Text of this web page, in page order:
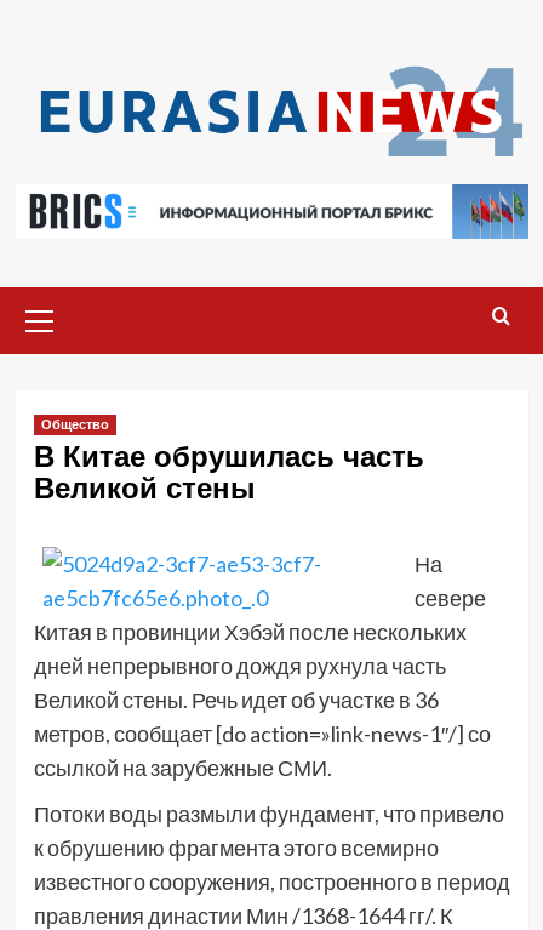
меню
Общество
В Китае обрушилась часть
Великой стены
На
севере
Китая в провинции Хэбэй после нескольких
дней непрерывного дождя рухнула часть
Великой стены. Речь идет об участке в 36
метров, сообщает [do action=»link-news-1″/] со
ссылкой на зарубежные СМИ.
Потоки воды размыли фундамент, что привело
к обрушению фрагмента этого всемирно
известного сооружения, построенного в период
правления династии Мин /1368-1644 гг/. К